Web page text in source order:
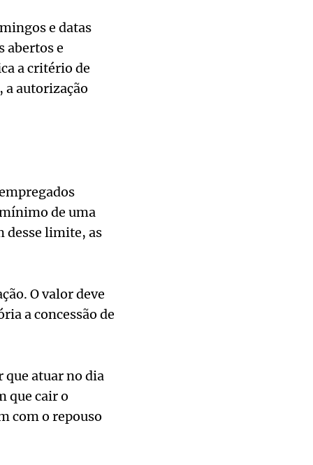
e datas
abertos e
a critério de
a autorização
de uma
desse limite, as
O valor deve
a concessão de
que atuar no dia
que cair o
com o repouso